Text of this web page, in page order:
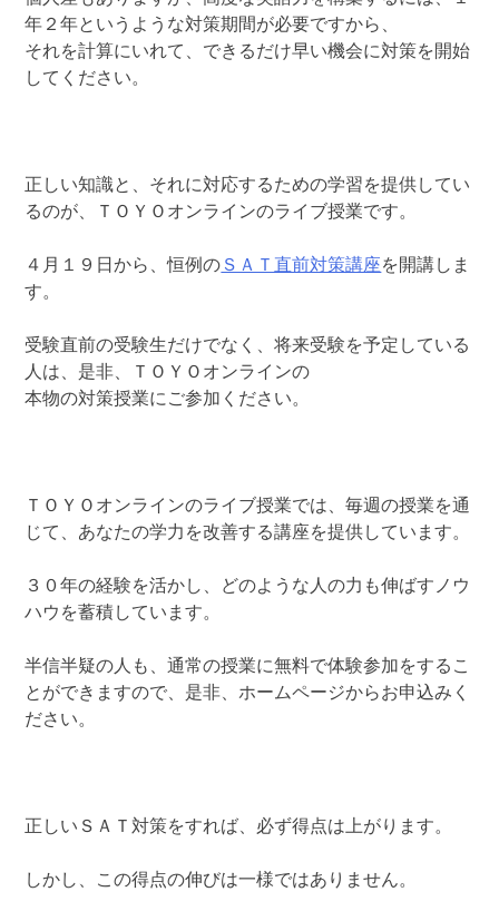
年２年というような対策期間が必要ですから、
それを計算にいれて、できるだけ早い機会に対策を開始
してください。
正しい知識と、それに対応するための学習を提供してい
るのが、ＴＯＹＯオンラインのライブ授業です。
４月１９日から、恒例の ＳＡＴ直前対策講座を開講しま
す。
受験直前の受験生だけでなく、将来受験を予定している
人は、是非、ＴＯＹＯオンラインの
本物の対策授業にご参加ください。
ＴＯＹＯオンラインのライブ授業では、毎週の授業を通
じて、あなたの学力を改善する講座を提供しています。
３０年の経験を活かし、どのような人の力も伸ばすノウ
ハウを蓄積しています。
半信半疑の人も、通常の授業に無料で体験参加をするこ
とができますので、是非、ホームページからお申込みく
ださい。
正しいＳＡＴ対策をすれば、必ず得点は上がります。
しかし、この得点の伸びは一様ではありません。